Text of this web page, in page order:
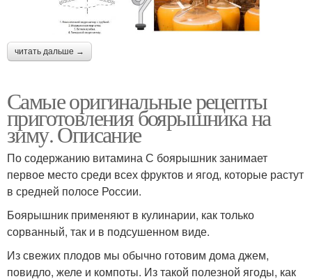
читать дальше →
Самые оригинальные рецепты
приготовления боярышника на
зиму. Описание
По содержанию витамина С боярышник занимает
первое место среди всех фруктов и ягод, которые растут
в средней полосе России.
Боярышник применяют в кулинарии, как только
сорванный, так и в подсушенном виде.
Из свежих плодов мы обычно готовим дома джем,
повидло, желе и компоты. Из такой полезной ягоды, как